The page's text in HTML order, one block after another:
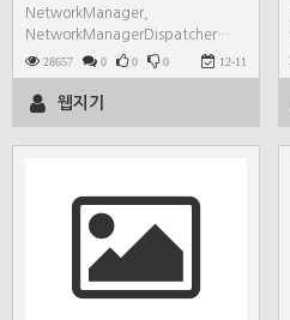
NetworkManager,
NetworkManagerDispatcher…
28657 0 0 0 12-11
웹지기